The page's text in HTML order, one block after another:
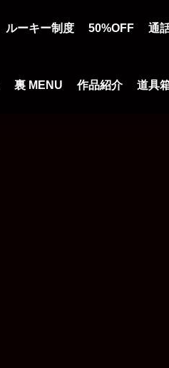
ルーキー制度 50%OFF 通
裏 MENU 作品紹介 道具